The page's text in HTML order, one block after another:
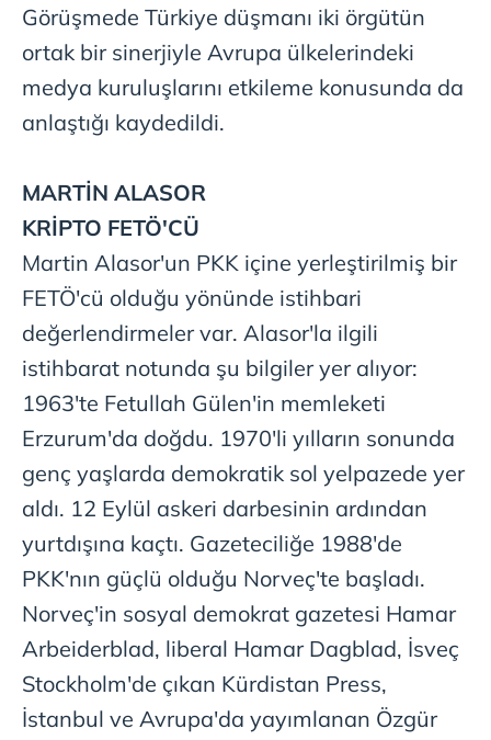
kullanılmaktadır. Diğer çerezler, sitemizin daha işlevsel
kılınması ve kişiselleştirilmesi ve sizlere yönelik
reklam/pazarlama faaliyetlerinin yapılması, amaçlarıyla
sınırlı olarak açık rızanız dahilinde kullanılacaktır.
vasıtasıyla belirleyebilirsiniz. Çerezlere ilişkin detaylı bilgi
için Ayarlar butonuna tıklayabilir,
Metnimizi ziyaret edebilirsiniz.
6698 sayılı Kişisel Verilerin Korunması Kanunu uyarınca
hazırlanmış Aydınlatma Metnimizi okumak ve sitemizde
ilgili mevzuata uygun olarak kullanılan çerezlerle ilgili bilgi
almak için lütfentıklayınız.
Görüşmede Türkiye düşmanı iki örgütün
ortak bir sinerjiyle Avrupa ülkelerindeki
medya kuruluşlarını etkileme konusunda da
anlaştığı kaydedildi.
MARTİN ALASOR
KRİPTO FETÖ'CÜ
Martin Alasor'un PKK içine yerleştirilmiş bir
FETÖ'cü olduğu yönünde istihbari
değerlendirmeler var. Alasor'la ilgili
istihbarat notunda şu bilgiler yer alıyor:
1963'te Fetullah Gülen'in memleketi
Erzurum'da doğdu. 1970'li yılların sonunda
genç yaşlarda demokratik sol yelpazede yer
aldı. 12 Eylül askeri darbesinin ardından
yurtdışına kaçtı. Gazeteciliğe 1988'de
PKK'nın güçlü olduğu Norveç'te başladı.
Norveç'in sosyal demokrat gazetesi Hamar
Arbeiderblad, liberal Hamar Dagblad, İsveç
Stockholm'de çıkan Kürdistan Press,
İstanbul ve Avrupa'da yayımlanan Özgür